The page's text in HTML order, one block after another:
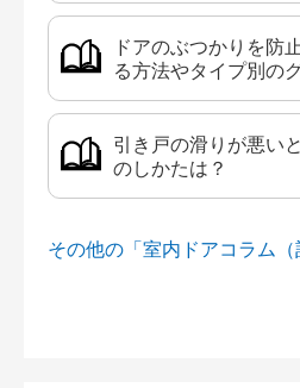
ドアのぶつかりを
る方法やタイプ別の
引き戸の滑りが悪い
のしかたは？
その他の「室内ドアコラム